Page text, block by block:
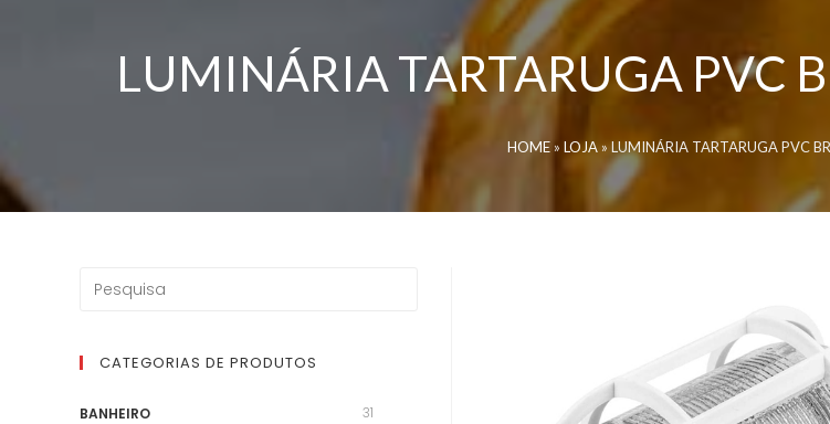
LUMINÁRIA TARTARUGA PVC
HOME» LOJA»LUMINÁRIA TARTARUGA PVC
CATEGORIAS DE PRODUTOS
BANHEIRO 31